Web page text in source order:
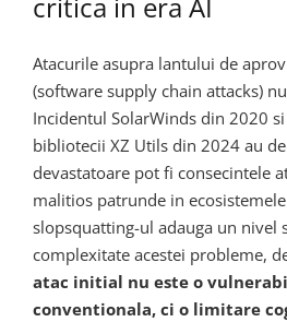
critica in era AI
Atacurile asupra lantului de
(software supply chain attacks)
Incidentul SolarWinds din 2020
bibliotecii XZ Utils din 2024 au
devastatoare pot fi consecintele
malitios patrunde in
slopsquatting-ul adauga un nivel
complexitate acestei probleme,
atac initial nu este o
conventionala, ci o limitare